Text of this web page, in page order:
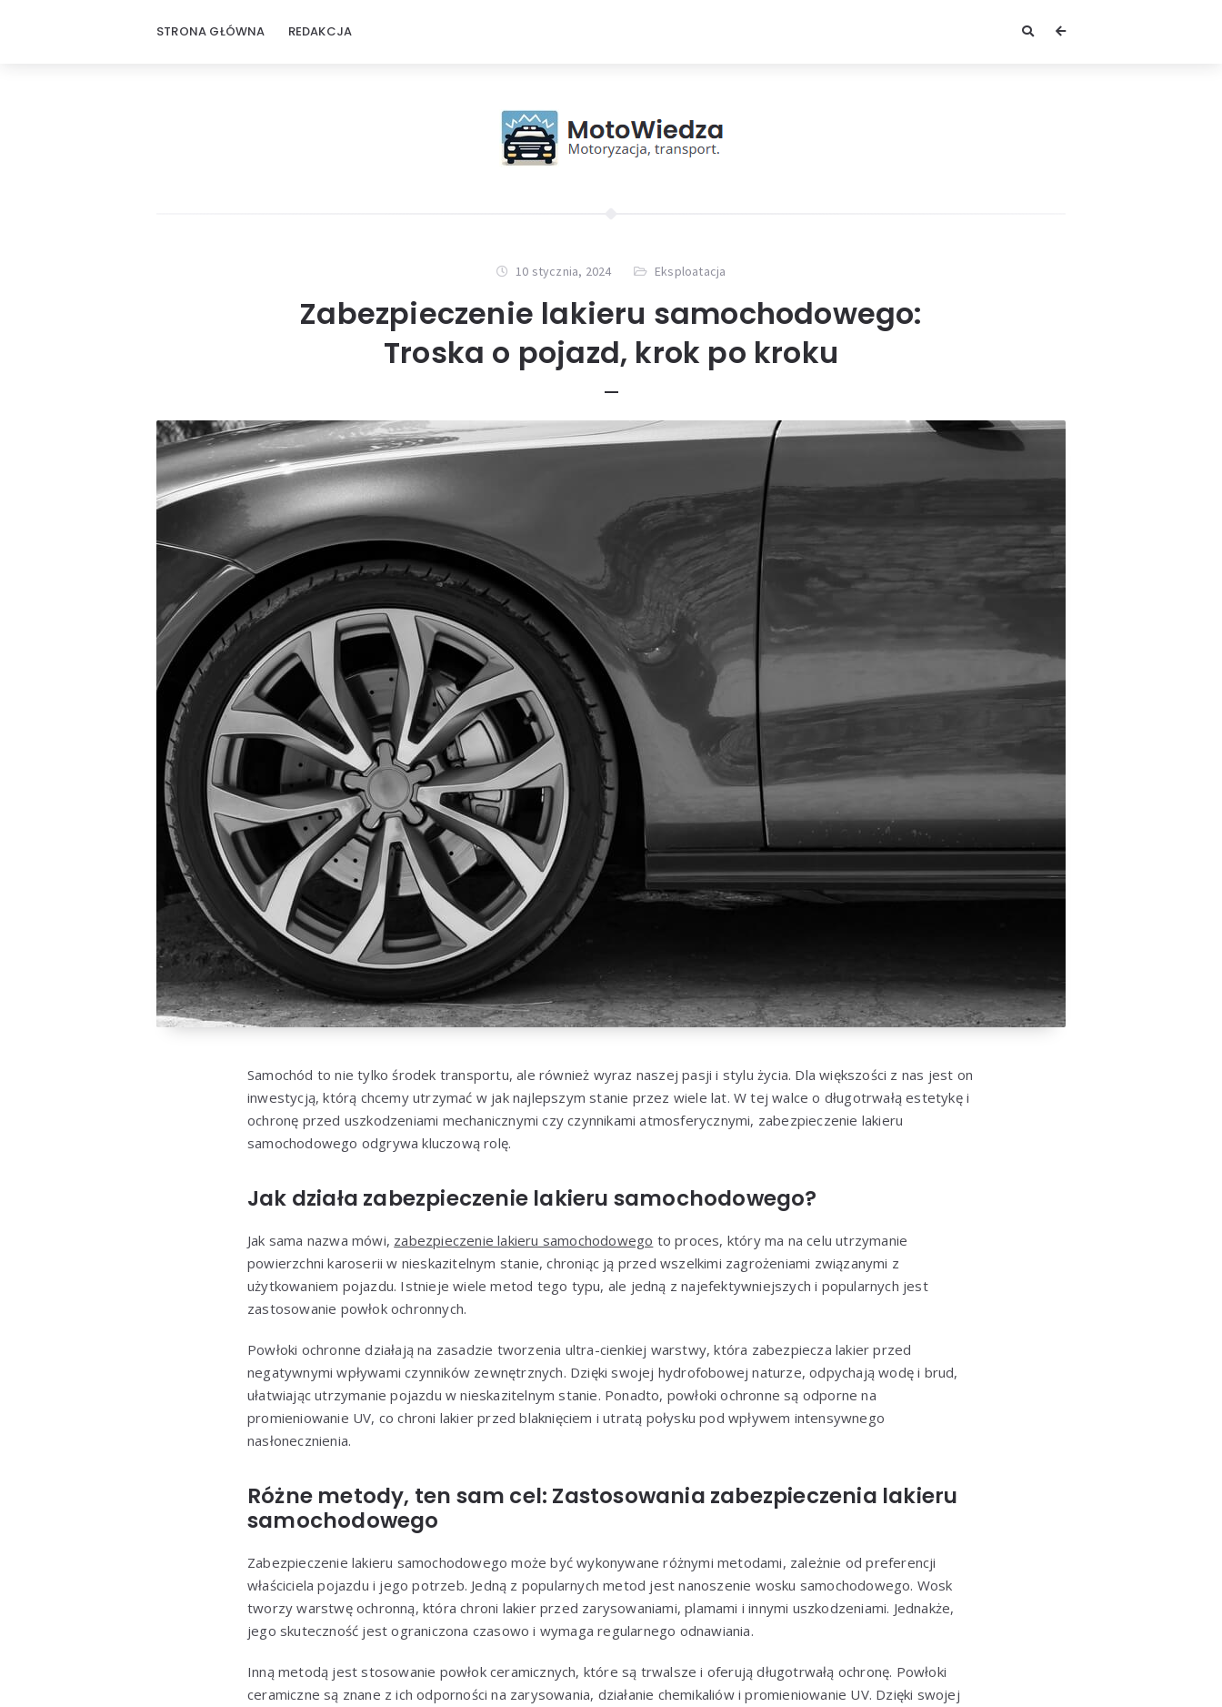
STRONA GŁÓWNA REDAKCJA
10 stycznia, 2024 Eksploatacja
Zabezpieczenie lakieru samochodowego:
Troska o pojazd, krok po kroku
Samochód to nie tylko środek transportu, ale również wyraz naszej pasji i stylu życia. Dla większości z nas jest on
inwestycją, którą chcemy utrzymać w jak najlepszym stanie przez wiele lat. W tej walce o długotrwałą estetykę i
ochronę przed uszkodzeniami mechanicznymi czy czynnikami atmosferycznymi, zabezpieczenie lakieru
samochodowego odgrywa kluczową rolę.
Jak działa zabezpieczenie lakieru samochodowego?
Jak sama nazwa mówi, zabezpieczenie lakieru samochodowego to proces, który ma na celu utrzymanie
powierzchni karoserii w nieskazitelnym stanie, chroniąc ją przed wszelkimi zagrożeniami związanymi z
użytkowaniem pojazdu. Istnieje wiele metod tego typu, ale jedną z najefektywniejszych i popularnych jest
zastosowanie powłok ochronnych.
Powłoki ochronne działają na zasadzie tworzenia ultra-cienkiej warstwy, która zabezpiecza lakier przed
negatywnymi wpływami czynników zewnętrznych. Dzięki swojej hydrofobowej naturze, odpychają wodę i brud,
ułatwiając utrzymanie pojazdu w nieskazitelnym stanie. Ponadto, powłoki ochronne są odporne na
promieniowanie UV, co chroni lakier przed blaknięciem i utratą połysku pod wpływem intensywnego
nasłonecznienia.
Różne metody, ten sam cel: Zastosowania zabezpieczenia lakieru
samochodowego
Zabezpieczenie lakieru samochodowego może być wykonywane różnymi metodami, zależnie od preferencji
właściciela pojazdu i jego potrzeb. Jedną z popularnych metod jest nanoszenie wosku samochodowego. Wosk
tworzy warstwę ochronną, która chroni lakier przed zarysowaniami, plamami i innymi uszkodzeniami. Jednakże,
jego skuteczność jest ograniczona czasowo i wymaga regularnego odnawiania.
Inną metodą jest stosowanie powłok ceramicznych, które są trwalsze i oferują długotrwałą ochronę. Powłoki
ceramiczne są znane z ich odporności na zarysowania, działanie chemikaliów i promieniowanie UV. Dzięki swojej